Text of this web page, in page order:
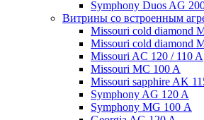
Symphony Duos AG
Витрины со встроенным
Missouri cold diamond
Missouri cold diamond
Missouri AC 120 / 110 A
Missouri MC 100 A
Missouri sapphire AK
Symphony AG 120 A
Symphony MG 100 А